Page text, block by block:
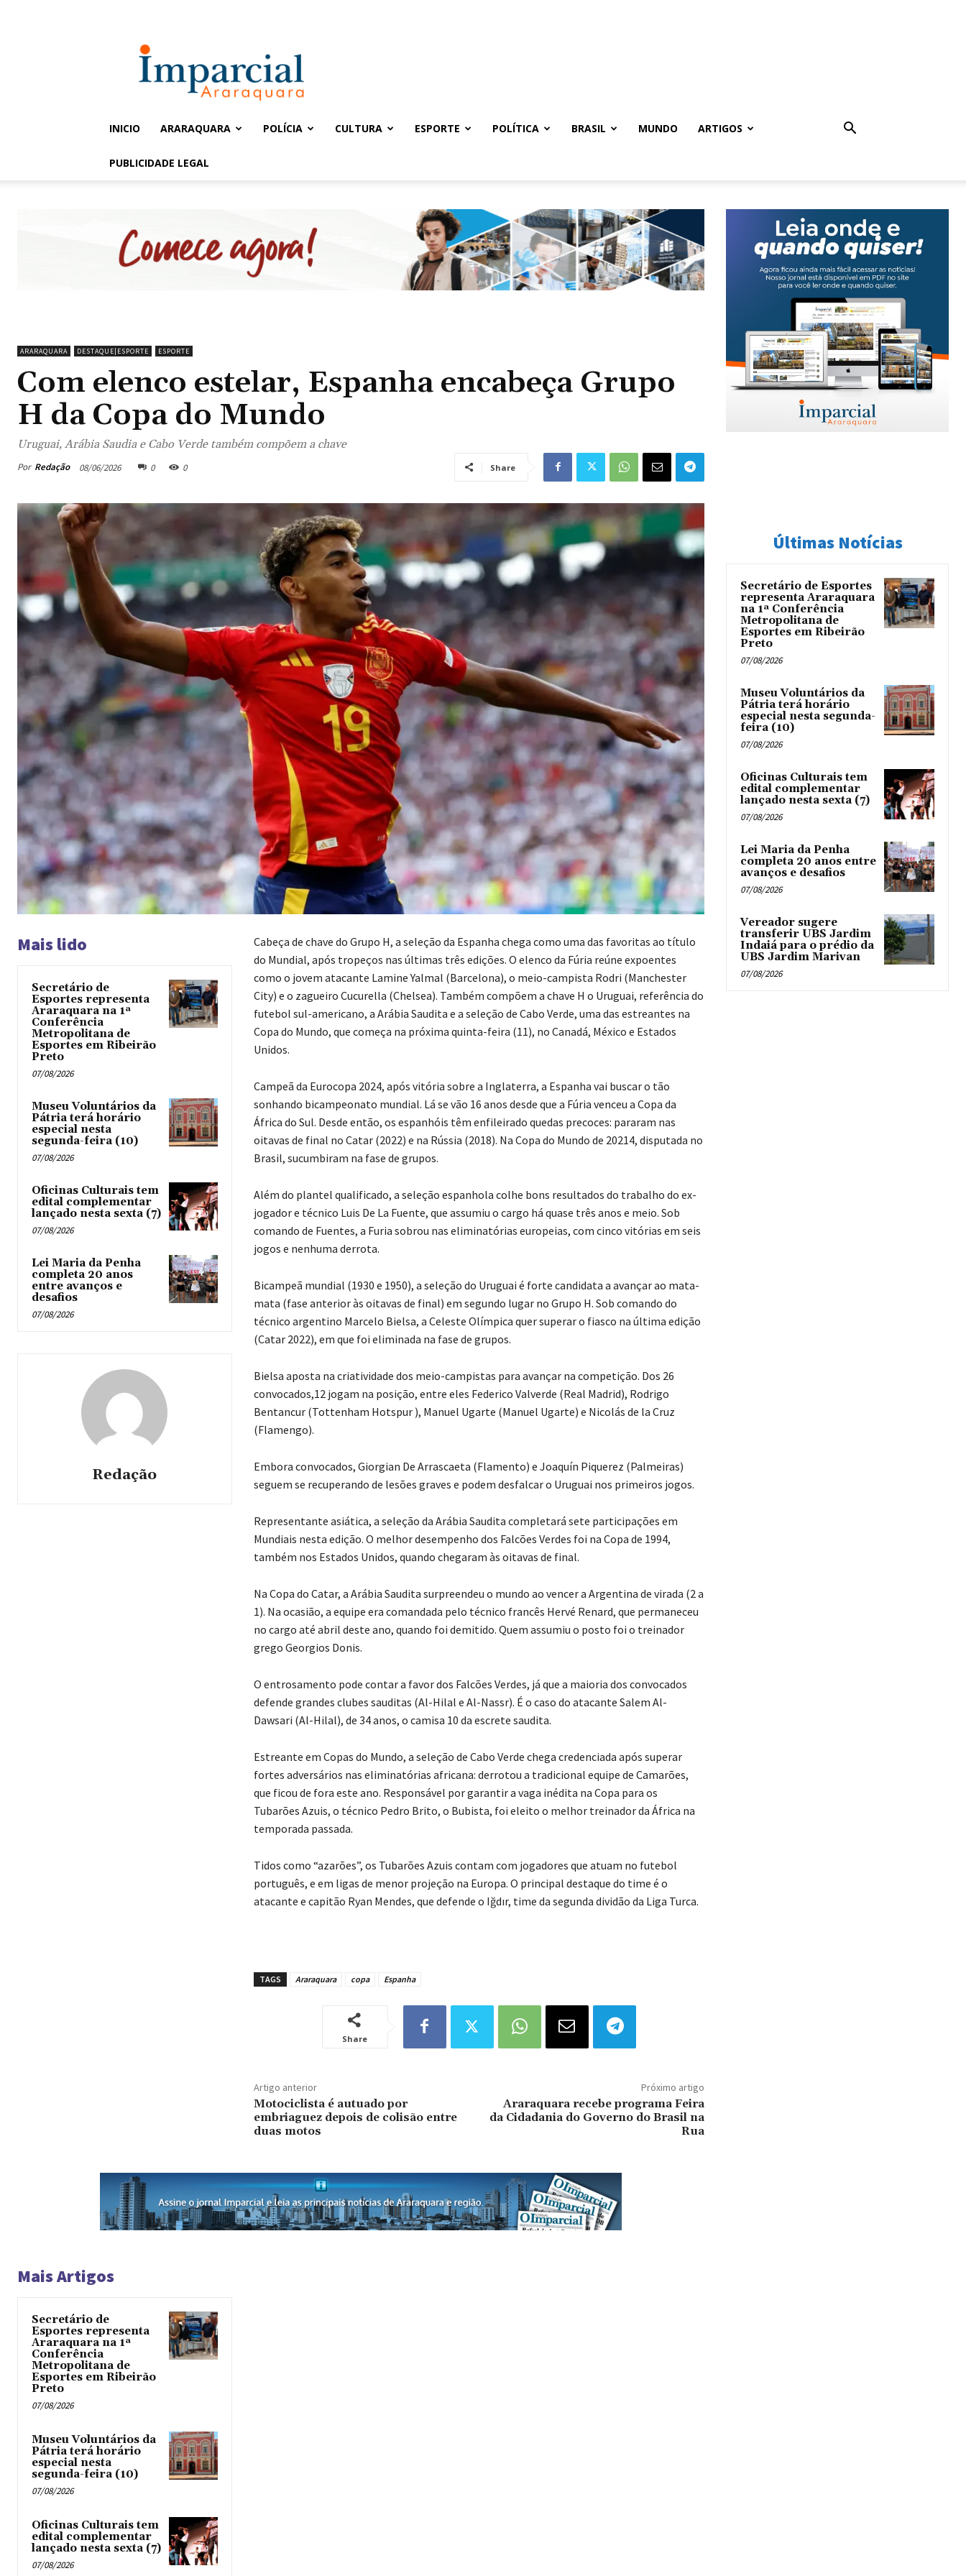
Imparcial
INICIO ARARAQUARA POLÍCIA CULTURA ESPORTE POLÍTICA BRASIL MUNDO ARTIGOS
PUBLICIDADE LEGAL
ARARAQUARA DESTAQUE|ESPORTE ESPORTE
Com elenco estelar, Espanha encabeça Grupo
H da Copa do Mundo
Uruguai, Arábia Saudia e Cabo Verde também compõem a chave
Por Redação 08/06/2026 0 0 Share
Mais lido
Secretário de
Esportes representa
Araraquara na 1ª
Conferência
Metropolitana de
Esportes em Ribeirão
Preto
07/08/2026
Museu Voluntários da
Pátria terá horário
especial nesta
segunda-feira (10)
07/08/2026
Oficinas Culturais tem
edital complementar
lançado nesta sexta (7)
07/08/2026
Lei Maria da Penha
completa 20 anos
entre avanços e
desafios
07/08/2026
Redação
Cabeça de chave do Grupo H, a seleção da Espanha chega como uma das favoritas ao título
do Mundial, após tropeços nas últimas três edições. O elenco da Fúria reúne expoentes
como o jovem atacante Lamine Yalmal (Barcelona), o meio-campista Rodri (Manchester
City) e o zagueiro Cucurella (Chelsea). Também compõem a chave H o Uruguai, referência do
futebol sul-americano, a Arábia Saudita e a seleção de Cabo Verde, uma das estreantes na
Copa do Mundo, que começa na próxima quinta-feira (11), no Canadá, México e Estados
Unidos.
Campeã da Eurocopa 2024, após vitória sobre a Inglaterra, a Espanha vai buscar o tão
sonhando bicampeonato mundial. Lá se vão 16 anos desde que a Fúria venceu a Copa da
África do Sul. Desde então, os espanhóis têm enfileirado quedas precoces: pararam nas
oitavas de final no Catar (2022) e na Rússia (2018). Na Copa do Mundo de 20214, disputada no
Brasil, sucumbiram na fase de grupos.
Além do plantel qualificado, a seleção espanhola colhe bons resultados do trabalho do ex-
jogador e técnico Luis De La Fuente, que assumiu o cargo há quase três anos e meio. Sob
comando de Fuentes, a Furia sobrou nas eliminatórias europeias, com cinco vitórias em seis
jogos e nenhuma derrota.
Bicampeã mundial (1930 e 1950), a seleção do Uruguai é forte candidata a avançar ao mata-
mata (fase anterior às oitavas de final) em segundo lugar no Grupo H. Sob comando do
técnico argentino Marcelo Bielsa, a Celeste Olímpica quer superar o fiasco na última edição
(Catar 2022), em que foi eliminada na fase de grupos.
Bielsa aposta na criatividade dos meio-campistas para avançar na competição. Dos 26
convocados,12 jogam na posição, entre eles Federico Valverde (Real Madrid), Rodrigo
Bentancur (Tottenham Hotspur ), Manuel Ugarte (Manuel Ugarte) e Nicolás de la Cruz
(Flamengo).
Embora convocados, Giorgian De Arrascaeta (Flamento) e Joaquín Piquerez (Palmeiras)
seguem se recuperando de lesões graves e podem desfalcar o Uruguai nos primeiros jogos.
Representante asiática, a seleção da Arábia Saudita completará sete participações em
Mundiais nesta edição. O melhor desempenho dos Falcões Verdes foi na Copa de 1994,
também nos Estados Unidos, quando chegaram às oitavas de final.
Na Copa do Catar, a Arábia Saudita surpreendeu o mundo ao vencer a Argentina de virada (2 a
1). Na ocasião, a equipe era comandada pelo técnico francês Hervé Renard, que permaneceu
no cargo até abril deste ano, quando foi demitido. Quem assumiu o posto foi o treinador
grego Georgios Donis.
O entrosamento pode contar a favor dos Falcões Verdes, já que a maioria dos convocados
defende grandes clubes sauditas (Al-Hilal e Al-Nassr). É o caso do atacante Salem Al-
Dawsari (Al-Hilal), de 34 anos, o camisa 10 da escrete saudita.
Estreante em Copas do Mundo, a seleção de Cabo Verde chega credenciada após superar
fortes adversários nas eliminatórias africana: derrotou a tradicional equipe de Camarões,
que ficou de fora este ano. Responsável por garantir a vaga inédita na Copa para os
Tubarões Azuis, o técnico Pedro Brito, o Bubista, foi eleito o melhor treinador da África na
temporada passada.
Tidos como “azarões”, os Tubarões Azuis contam com jogadores que atuam no futebol
português, e em ligas de menor projeção na Europa. O principal destaque do time é o
atacante e capitão Ryan Mendes, que defende o Iğdır, time da segunda dividão da Liga Turca.
TAGS Araraquara copa Espanha
Share
Artigo anterior
Motociclista é autuado por
embriaguez depois de colisão entre
duas motos
Próximo artigo
Araraquara recebe programa Feira
da Cidadania do Governo do Brasil na
Rua
Mais Artigos
Secretário de
Esportes representa
Araraquara na 1ª
Conferência
Metropolitana de
Esportes em Ribeirão
Preto
07/08/2026
Museu Voluntários da
Pátria terá horário
especial nesta
segunda-feira (10)
07/08/2026
Oficinas Culturais tem
edital complementar
lançado nesta sexta (7)
07/08/2026
Últimas Notícias
Secretário de Esportes
representa Araraquara
na 1ª Conferência
Metropolitana de
Esportes em Ribeirão
Preto
07/08/2026
Museu Voluntários da
Pátria terá horário
especial nesta segunda-
feira (10)
07/08/2026
Oficinas Culturais tem
edital complementar
lançado nesta sexta (7)
07/08/2026
Lei Maria da Penha
completa 20 anos entre
avanços e desafios
07/08/2026
Vereador sugere
transferir UBS Jardim
Indaiá para o prédio da
UBS Jardim Marivan
07/08/2026